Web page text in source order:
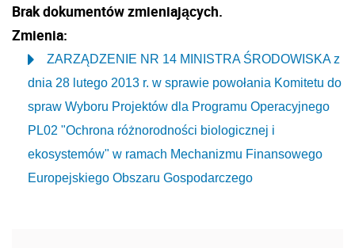
Brak dokumentów zmieniających.
Zmienia:
ZARZĄDZENIE NR 14 MINISTRA ŚRODOWISKA z
dnia 28 lutego 2013 r. w sprawie powołania Komitetu do
spraw Wyboru Projektów dla Programu Operacyjnego
PL02 "Ochrona różnorodności biologicznej i
ekosystemów" w ramach Mechanizmu Finansowego
Europejskiego Obszaru Gospodarczego